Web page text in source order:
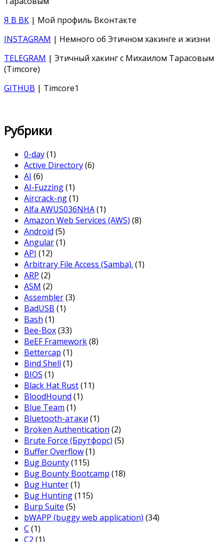
Я В ВК | Мой профиль Вконтакте
INSTAGRAM | Немного об Этичном хакинге и жизни
TELEGRAM | Этичный хакинг с Михаилом Тарасовым
(Timcore)
GITHUB | Timcore1
Рубрики
0-day(1)
Active Directory(6)
AI (6)
AI-Fuzzing(1)
Aircrack-ng(1)
Alfa AWUS036NHA(1)
Amazon Web Services (AWS) (8)
Android (5)
Angular(1)
API (12)
Arbitrary File Access (Samba). (1)
ARP (2)
ASM (2)
Assembler(3)
BadUSB (1)
Bash (1)
Bee-Box(33)
BeEF Framework(8)
Bettercap (1)
Bind Shell (1)
BIOS (1)
Black Hat Rust(11)
BloodHound (1)
Blue Team (1)
Bluetooth-атаки (1)
Broken Authentication (2)
Brute Force (Брутфорс) (5)
Buffer Overflow(1)
Bug Bounty(115)
Bug Bounty Bootcamp (18)
Bug Hunter(1)
Bug Hunting(115)
Burp Suite (5)
bWAPP (buggy web application) (34)
C (1)
C2 (1)